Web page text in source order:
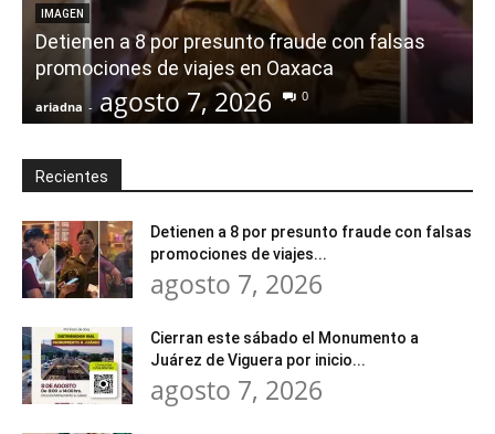
IMAGEN
Detienen a 8 por presunto fraude con falsas
promociones de viajes en Oaxaca
ariadna - agosto 7, 2026 0
Recientes
Detienen a 8 por presunto fraude con falsas
promociones de viajes...
agosto 7, 2026
Cierran este sábado el Monumento a
Juárez de Viguera por inicio...
agosto 7, 2026